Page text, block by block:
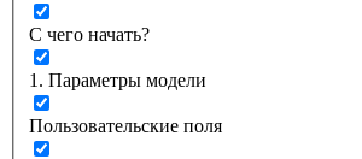
С чего начать?
1. Параметры модели
Пользовательские поля